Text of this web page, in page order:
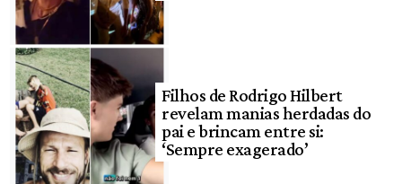
Filhos de Rodrigo Hilbert
revelam manias herdadas do
pai e brincam entre si:
‘Sempre exagerado’